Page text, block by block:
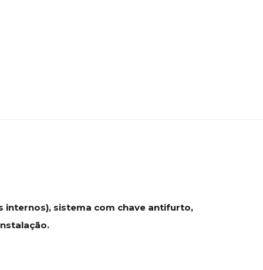
internos), sistema com chave antifurto,